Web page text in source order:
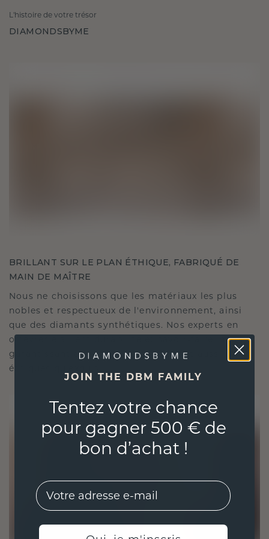
L'histoire de votre trésor
DIAMONDSBYME
BRILLANT SUR LE PLAN ÉTHIQUE, FABRIQUÉ DE
MAIN DE MAÎTRE
Nous ne choisissons que les matériaux les plus
nobles et respectueux de l'environnement, ainsi
que des diamants synthétiques. Nos experts en
orfèvrerie allient durabilité et savoir-faire inégalé,
garantissant ainsi que vos bijoux sont aussi
éthiques qu'exquis.
JOIN THE DBM FAMILY
Tentez votre chance
pour gagner 500 € de
bon d’achat !
EMail